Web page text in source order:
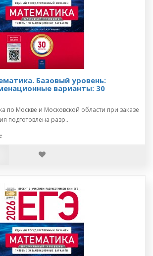
Базовый уровень:
варианты: 30
по Москве и Московской области при заказе
подготовлена разр..